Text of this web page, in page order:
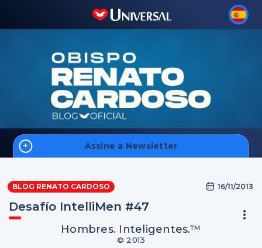
Assine a Newsletter
Inscreva-se
BLOG RENATO CARDOSO
16/11/2013
Desafío IntelliMen #47
Hombres. Inteligentes.™
© 2013